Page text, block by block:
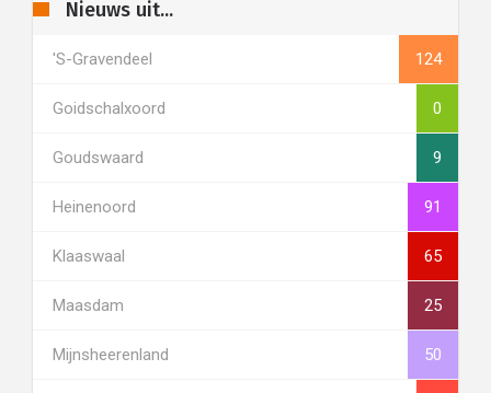
Nieuws uit...
's-Gravendeel 124
Goidschalxoord 0
Goudswaard 9
Heinenoord 91
Klaaswaal 65
Maasdam 25
Mijnsheerenland 50